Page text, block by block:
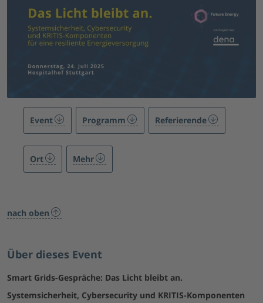
Event Programm Referierende
Ort Mehr
nach oben
Über dieses Event
Smart Grids-Gespräche: Das Licht bleibt an.
Systemsicherheit, Cybersecurity und KRITIS-Komponenten